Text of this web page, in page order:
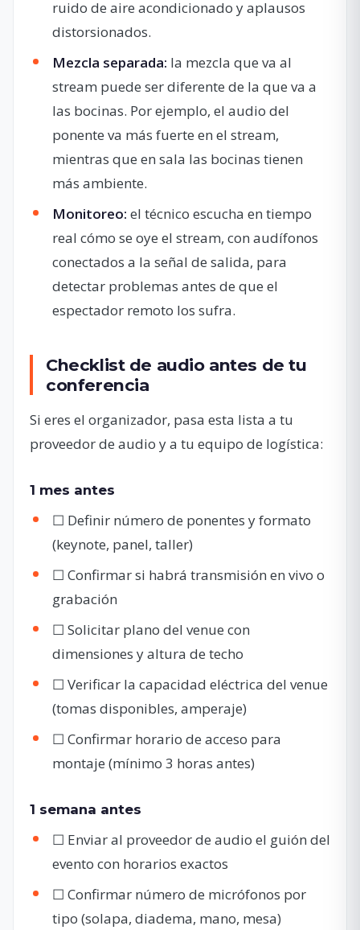
ruido de aire acondicionado y aplausos
distorsionados.
Mezcla separada: la mezcla que va al
stream puede ser diferente de la que va a
las bocinas. Por ejemplo, el audio del
ponente va más fuerte en el stream,
mientras que en sala las bocinas tienen
más ambiente.
Monitoreo: el técnico escucha en tiempo
real cómo se oye el stream, con audífonos
conectados a la señal de salida, para
detectar problemas antes de que el
espectador remoto los sufra.
Checklist de audio antes de tu
conferencia
Si eres el organizador, pasa esta lista a tu
proveedor de audio y a tu equipo de logística:
1 mes antes
☐ Definir número de ponentes y formato
(keynote, panel, taller)
☐ Confirmar si habrá transmisión en vivo o
grabación
☐ Solicitar plano del venue con
dimensiones y altura de techo
☐ Verificar la capacidad eléctrica del venue
(tomas disponibles, amperaje)
☐ Confirmar horario de acceso para
montaje (mínimo 3 horas antes)
1 semana antes
☐ Enviar al proveedor de audio el guión del
evento con horarios exactos
☐ Confirmar número de micrófonos por
tipo (solapa, diadema, mano, mesa)